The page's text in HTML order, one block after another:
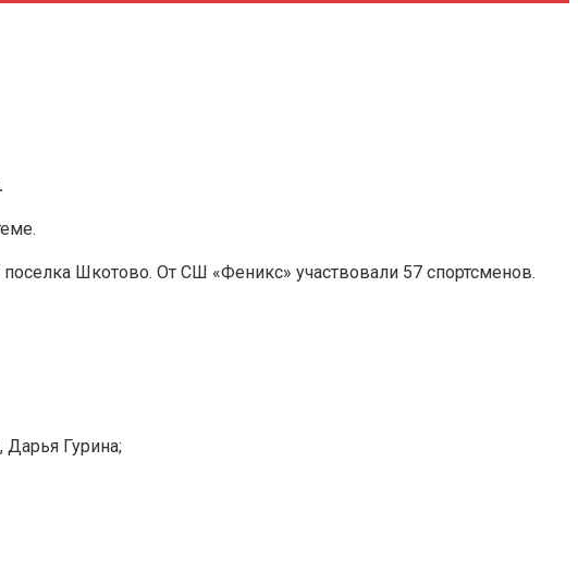
Шкотово. От СШ «Феникс» участвовали 57 спортсменов.
Гурина;